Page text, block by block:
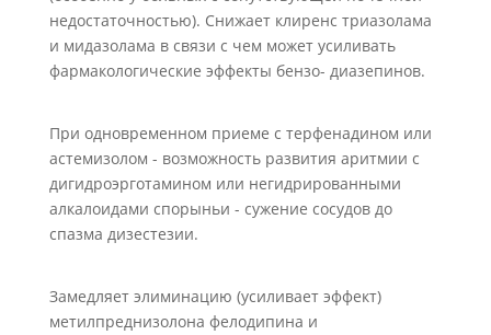
недостаточностью). Снижает клиренс триазолама
и мидазолама в связи с чем может усиливать
фармакологические эффекты бензо- диазепинов.
При одновременном приеме с терфенадином или
астемизолом - возможность развития аритмии с
дигидроэрготамином или негидрированными
алкалоидами спорыньи - сужение сосудов до
спазма дизестезии.
Замедляет элиминацию (усиливает эффект)
метилпреднизолона фелодипина и